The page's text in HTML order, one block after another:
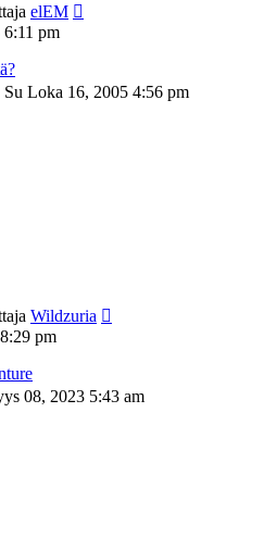
elEM
pm
Su Loka 16, 2005 4:56 pm
Wildzuria
pm
08, 2023 5:43 am